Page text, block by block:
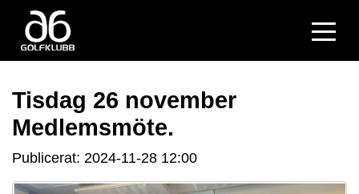
Tisdag 26 november
Medlemsmöte.
Publicerat: 2024-11-28 12:00